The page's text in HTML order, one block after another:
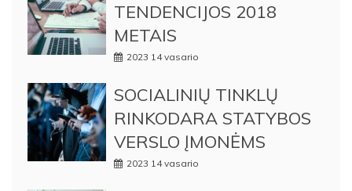
TENDENCIJOS 2018
METAIS
2023 14 vasario
SOCIALINIŲ TINKLŲ
RINKODARA STATYBOS
VERSLO ĮMONĖMS
2023 14 vasario